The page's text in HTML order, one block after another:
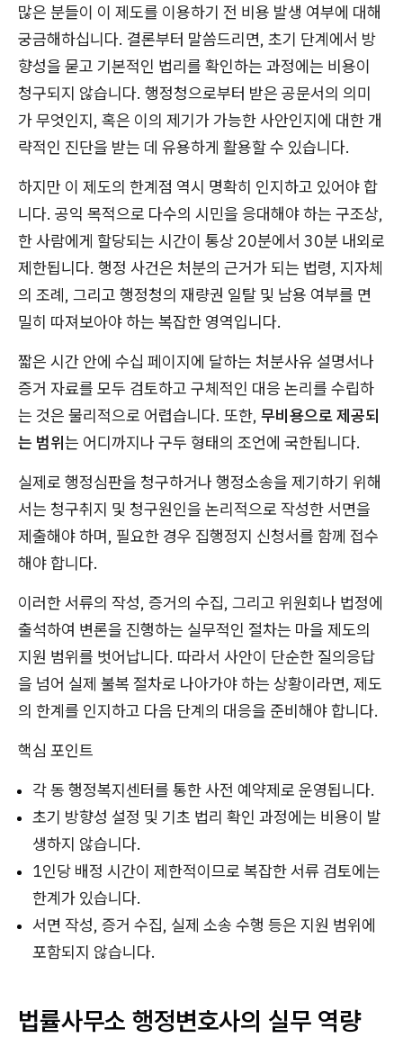
많은 분들이 이 제도를 이용하기 전 비용 발생 여부에 대해
궁금해하십니다. 결론부터 말씀드리면, 초기 단계에서 방
향성을 묻고 기본적인 법리를 확인하는 과정에는 비용이
청구되지 않습니다. 행정청으로부터 받은 공문서의 의미
가 무엇인지, 혹은 이의 제기가 가능한 사안인지에 대한 개
략적인 진단을 받는 데 유용하게 활용할 수 있습니다.
하지만 이 제도의 한계점 역시 명확히 인지하고 있어야 합
니다. 공익 목적으로 다수의 시민을 응대해야 하는 구조상,
한 사람에게 할당되는 시간이 통상 20분에서 30분 내외로
제한됩니다. 행정 사건은 처분의 근거가 되는 법령, 지자체
의 조례, 그리고 행정청의 재량권 일탈 및 남용 여부를 면
밀히 따져보아야 하는 복잡한 영역입니다.
짧은 시간 안에 수십 페이지에 달하는 처분사유 설명서나
증거 자료를 모두 검토하고 구체적인 대응 논리를 수립하
는 것은 물리적으로 어렵습니다. 또한, 무비용으로 제공되
는 범위는 어디까지나 구두 형태의 조언에 국한됩니다.
실제로 행정심판을 청구하거나 행정소송을 제기하기 위해
서는 청구취지 및 청구원인을 논리적으로 작성한 서면을
제출해야 하며, 필요한 경우 집행정지 신청서를 함께 접수
해야 합니다.
이러한 서류의 작성, 증거의 수집, 그리고 위원회나 법정에
출석하여 변론을 진행하는 실무적인 절차는 마을 제도의
지원 범위를 벗어납니다. 따라서 사안이 단순한 질의응답
을 넘어 실제 불복 절차로 나아가야 하는 상황이라면, 제도
의 한계를 인지하고 다음 단계의 대응을 준비해야 합니다.
핵심 포인트
각 동 행정복지센터를 통한 사전 예약제로 운영됩니다.
초기 방향성 설정 및 기초 법리 확인 과정에는 비용이 발
생하지 않습니다.
1인당 배정 시간이 제한적이므로 복잡한 서류 검토에는
한계가 있습니다.
서면 작성, 증거 수집, 실제 소송 수행 등은 지원 범위에
포함되지 않습니다.
법률사무소 행정변호사의 실무 역량